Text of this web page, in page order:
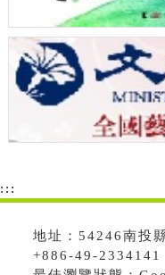
:::
地址：54246南投
+886-49-2334141